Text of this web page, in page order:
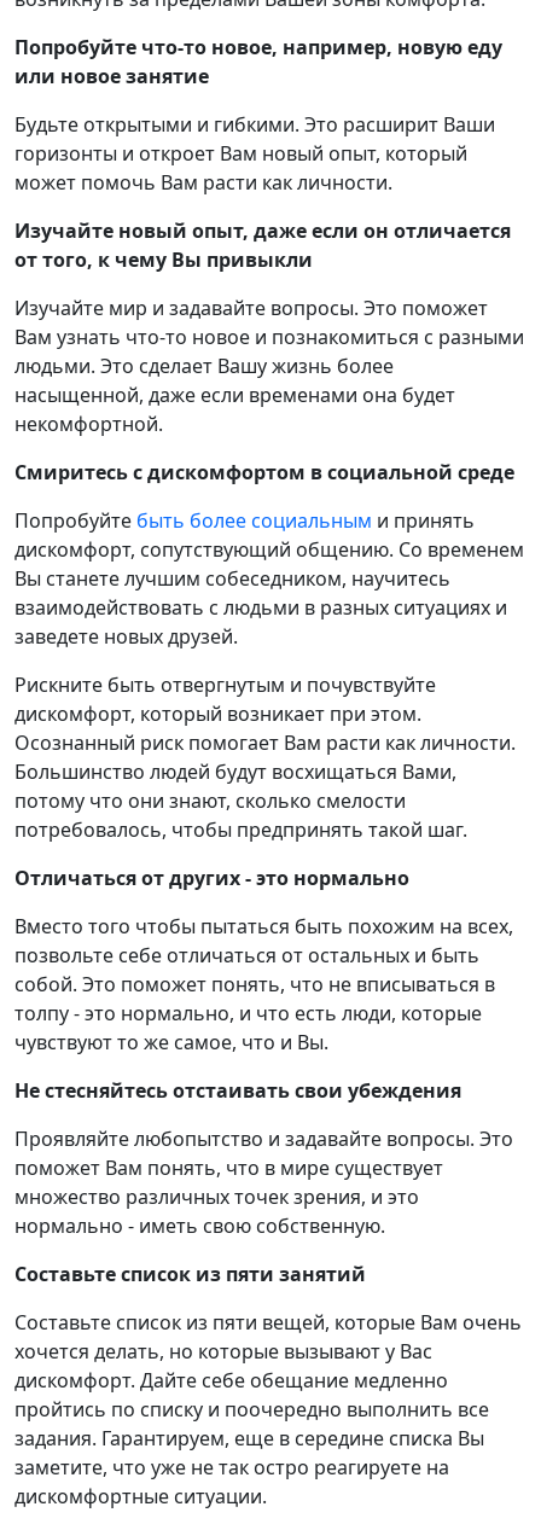
Попробуйте что-то новое, например, новую еду
или новое занятие
Будьте открытыми и гибкими. Это расширит Ваши
горизонты и откроет Вам новый опыт, который
может помочь Вам расти как личности.
Изучайте новый опыт, даже если он отличается
от того, к чему Вы привыкли
Изучайте мир и задавайте вопросы. Это поможет
Вам узнать что-то новое и познакомиться с разными
людьми. Это сделает Вашу жизнь более
насыщенной, даже если временами она будет
некомфортной.
Смиритесь с дискомфортом в социальной среде
Попробуйте быть более социальным и принять
дискомфорт, сопутствующий общению. Со временем
Вы станете лучшим собеседником, научитесь
взаимодействовать с людьми в разных ситуациях и
заведете новых друзей.
Рискните быть отвергнутым и почувствуйте
дискомфорт, который возникает при этом.
Осознанный риск помогает Вам расти как личности.
Большинство людей будут восхищаться Вами,
потому что они знают, сколько смелости
потребовалось, чтобы предпринять такой шаг.
Отличаться от других - это нормально
Вместо того чтобы пытаться быть похожим на всех,
позвольте себе отличаться от остальных и быть
собой. Это поможет понять, что не вписываться в
толпу - это нормально, и что есть люди, которые
чувствуют то же самое, что и Вы.
Не стесняйтесь отстаивать свои убеждения
Проявляйте любопытство и задавайте вопросы. Это
поможет Вам понять, что в мире существует
множество различных точек зрения, и это
нормально - иметь свою собственную.
Составьте список из пяти занятий
Составьте список из пяти вещей, которые Вам очень
хочется делать, но которые вызывают у Вас
дискомфорт. Дайте себе обещание медленно
пройтись по списку и поочередно выполнить все
задания. Гарантируем, еще в середине списка Вы
заметите, что уже не так остро реагируете на
дискомфортные ситуации.